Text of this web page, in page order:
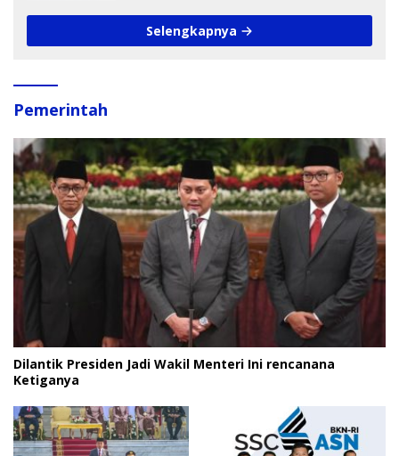
Selengkapnya
Pemerintah
Dilantik Presiden Jadi Wakil Menteri Ini rencanana
Ketiganya